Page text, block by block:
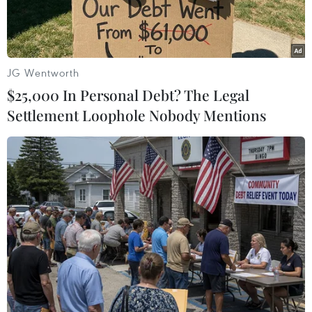
Ông Đinh Hữu Phí - Cục trưởng Cục Sở hữu trí tuệ phát biểu
khai mạc lễ kỷ niệm. (Ảnh: Minh Sơn/Vietnam+)
Ông Đinh Hữu Phí, Cục trưởng Cục Sở hữu trí
tuệ cho hay để sở hữu trí tuệ trở thành một công
cụ hữu hiệu góp phần phát triển kinh tế xã hội,
JG Wentworth
$25,000 In Personal Debt? The Legal
Settlement Loophole Nobody Mentions